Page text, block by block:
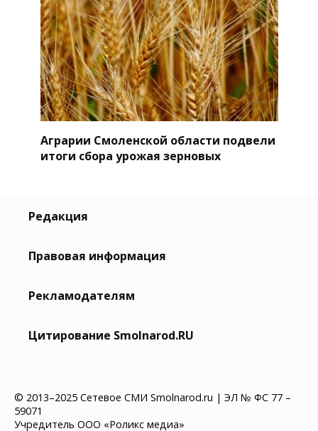
Аграрии Смоленской области подвели
итоги сбора урожая зерновых
Редакция
Правовая информация
Рекламодателям
Цитирование Smolnarod.RU
© 2013–2025 Сетевое СМИ Smolnarod.ru | ЭЛ № ФС 77 –
59071
Учредитель ООО «Роликс медиа»